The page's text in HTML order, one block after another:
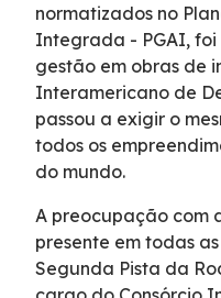
normatizados no
Integrada - PGAI,
gestão em obras de
Interamericano de
passou a exigir o
todos os
do mundo.
A preocupação com
presente em todas
Segunda Pista da